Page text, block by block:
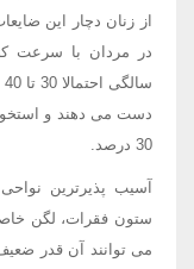
از زنان دچار این
30 درصد.
آسیب پذیرترین
ستون فقرات، لگن
می توانند آن قدر